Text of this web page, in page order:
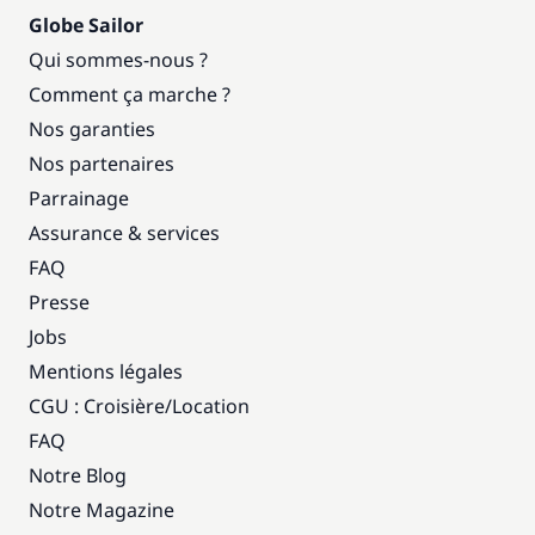
Globe Sailor
Qui sommes-nous ?
Comment ça marche ?
Nos garanties
Nos partenaires
Parrainage
Assurance & services
FAQ
Presse
Jobs
Mentions légales
CGU : Croisière/Location
FAQ
Notre Blog
Notre Magazine